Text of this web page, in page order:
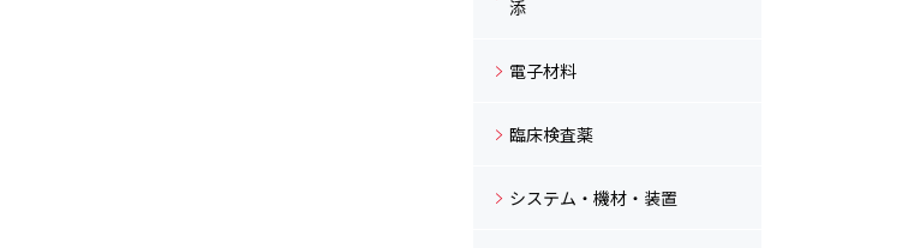
添
電子材料
臨床検査薬
システム・機材・装置